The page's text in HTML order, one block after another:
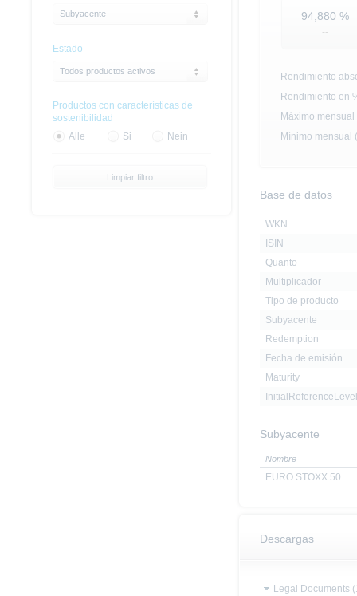
94,880 %
--
Rendimiento
Rendimiento en
Máximo mensual
Mínimo mensual
Base de datos
WKN
ISIN
Quanto
Multiplicador
Tipo de producto
Subyacente
Redemption
Fecha de emisión
Maturity
InitialReferenceLevel
Subyacente
Nombre
EURO STOXX 50
Descargas
Legal Documents
Subyacente
Estado
Todos productos activos
Productos con características de
sostenibilidad
Alle
Si Nein
Limpiar filtro